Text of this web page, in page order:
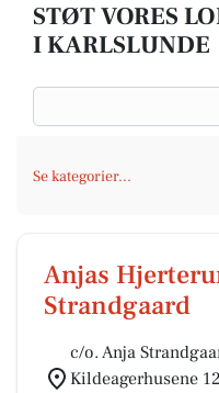
STØT VORES
I KARLSLUNDE
Se kategorier...
Anjas
Strandgaard
c/o. Anja
Kildeagerhusene 12